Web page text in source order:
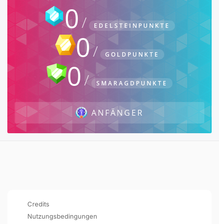
0 EDELSTEINPUNKTE
0 GOLDPUNKTE
0 SMARAGDPUNKTE
ANFÄNGER
Credits
Nutzungsbedingungen